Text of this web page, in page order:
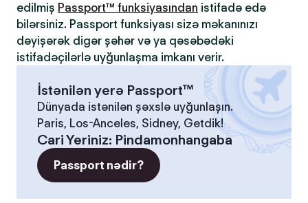
edilmiş Passport™ funksiyasından istifadə edə
bilərsiniz. Passport funksiyası sizə məkanınızı
dəyişərək digər şəhər və ya qəsəbədəki
istifadəçilərlə uyğunlaşma imkanı verir.
İstənilən yerə Passport™
Dünyada istənilən şəxslə uyğunlaşın.
Paris, Los-Anceles, Sidney, Getdik!
Cari Yeriniz: Pindamonhangaba
Passport nədir?